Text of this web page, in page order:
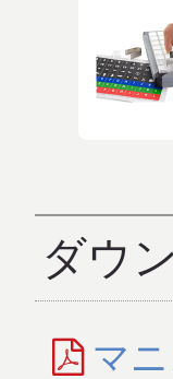
ダウ
マ